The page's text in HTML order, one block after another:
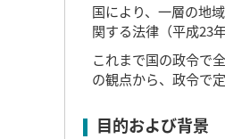
国により、一層の地
関する法律（平成23
これまで国の政令で
の観点から、政令で
目的および背景